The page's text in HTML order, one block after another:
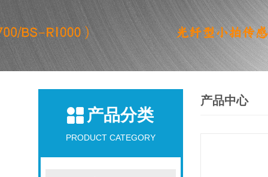
产品分类
PRODUCT CATEGORY
产品中心